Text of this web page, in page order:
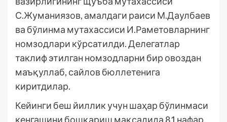
С.Жуманиязов, амалдаги раиси М.Даулбаев
ва бўлинма мутахассиси И.Раметовларнинг
номзодлари кўрсатилди. Делегатлар
таклиф этилган номзодларни бир овоздан
маъқуллаб, сайлов бюллетенига
киритдилар.
Кейинги беш йиллик учун шаҳар бўлинмаси
кенгашини бошқариш мақсадида 81 нафар